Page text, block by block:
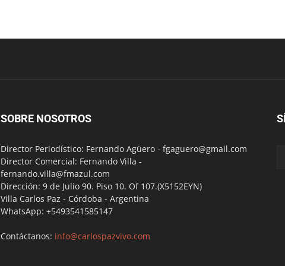
SOBRE NOSOTROS
Director Periodístico: Fernando Agüero - fgaguero@gmail.com
Director Comercial: Fernando Villa -
fernando.villa@fmazul.com
Dirección: 9 de Julio 90. Piso 10. Of 107.(X5152EYN)
Villa Carlos Paz - Córdoba - Argentina
WhatsApp: +5493541585147
Contáctanos: info@carlospazvivo.com